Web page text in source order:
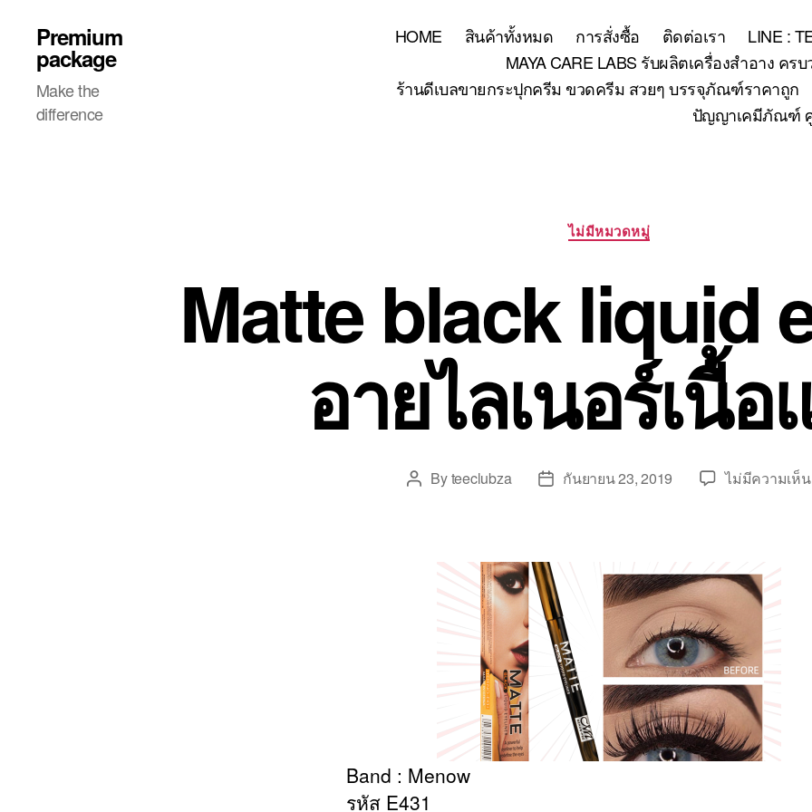
Premium
package
Make the
difference
HOME สินค้าทั้งหมด การสั่งซื้อ ติดต่อเรา LINE :
MAYA CARE LABS รับผลิตเครื่องสำอาง ค
ร้านดีเบลขายกระปุกครีม ขวดครีม สวยๆ บรรจุภัณฑ์ราคาถูก
ปัญญาเคมีภัณฑ์ ศู
Categories
ไม่มีหมวดหมู่
Matte black liquid
อายไลเนอร์เนื้
Post
Byteeclubza
Postกันยายน 23, 2019 ไม่มีความเห็น
Band : Menow
รหัส E431